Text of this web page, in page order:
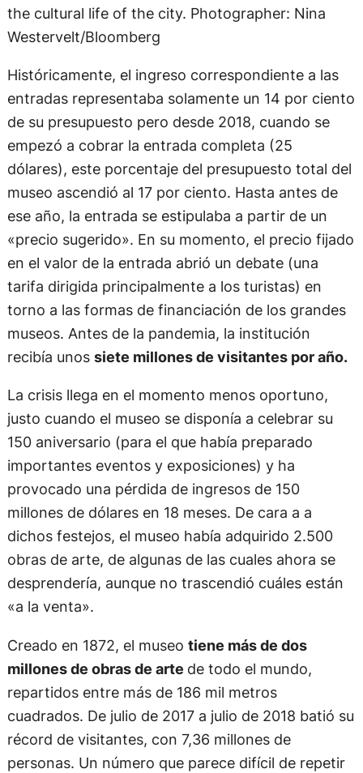
the cultural life of the city. Photographer: Nina
Westervelt/Bloomberg
Históricamente, el ingreso correspondiente a las
entradas representaba solamente un 14 por ciento
de su presupuesto pero desde 2018, cuando se
empezó a cobrar la entrada completa (25
dólares), este porcentaje del presupuesto total del
museo ascendió al 17 por ciento. Hasta antes de
ese año, la entrada se estipulaba a partir de un
«precio sugerido». En su momento, el precio fijado
en el valor de la entrada abrió un debate (una
tarifa dirigida principalmente a los turistas) en
torno a las formas de financiación de los grandes
museos. Antes de la pandemia, la institución
recibía unos siete millones de visitantes por año.​
La crisis llega en el momento menos oportuno,
justo cuando el museo se disponía a celebrar su
150 aniversario (para el que había preparado
importantes eventos y exposiciones) y ha
provocado una pérdida de ingresos de 150
millones de dólares en 18 meses. De cara a a
dichos festejos, el museo había adquirido 2.500
obras de arte, de algunas de las cuales ahora se
desprendería, aunque no trascendió cuáles están
«a la venta».
Creado en 1872, el museo tiene más de dos
millones de obras de arte de todo el mundo,
repartidos entre más de 186 mil metros
cuadrados. De julio de 2017 a julio de 2018 batió su
récord de visitantes, con 7,36 millones de
personas. Un número que parece difícil de repetir